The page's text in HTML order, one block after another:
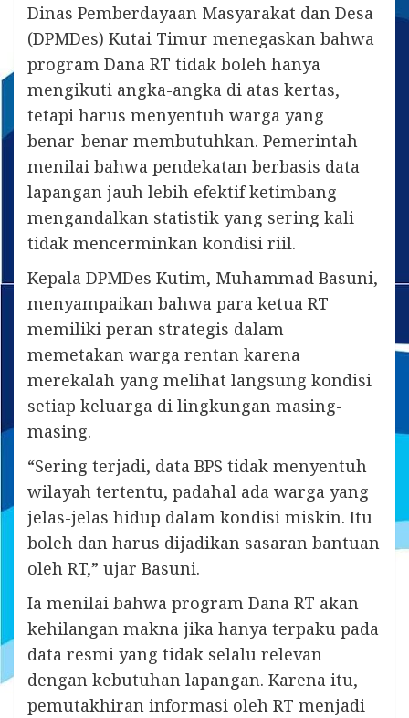
Dinas Pemberdayaan Masyarakat dan Desa
(DPMDes) Kutai Timur menegaskan bahwa
program Dana RT tidak boleh hanya
mengikuti angka-angka di atas kertas,
tetapi harus menyentuh warga yang
benar-benar membutuhkan. Pemerintah
menilai bahwa pendekatan berbasis data
lapangan jauh lebih efektif ketimbang
mengandalkan statistik yang sering kali
tidak mencerminkan kondisi riil.
Kepala DPMDes Kutim, Muhammad Basuni,
menyampaikan bahwa para ketua RT
memiliki peran strategis dalam
memetakan warga rentan karena
merekalah yang melihat langsung kondisi
setiap keluarga di lingkungan masing-
masing.
“Sering terjadi, data BPS tidak menyentuh
wilayah tertentu, padahal ada warga yang
jelas-jelas hidup dalam kondisi miskin. Itu
boleh dan harus dijadikan sasaran bantuan
oleh RT,” ujar Basuni.
Ia menilai bahwa program Dana RT akan
kehilangan makna jika hanya terpaku pada
data resmi yang tidak selalu relevan
dengan kebutuhan lapangan. Karena itu,
pemutakhiran informasi oleh RT menjadi